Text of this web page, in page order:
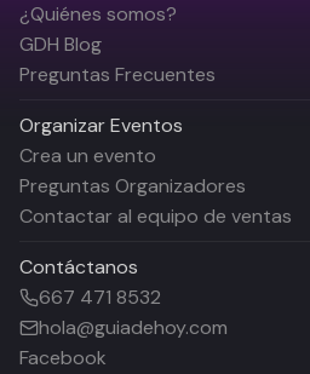
¿Quiénes somos?
GDH Blog
Preguntas Frecuentes
Organizar Eventos
Crea un evento
Preguntas Organizadores
Contactar al equipo de ventas
Contáctanos
667 471 8532
hola@guiadehoy.com
Facebook